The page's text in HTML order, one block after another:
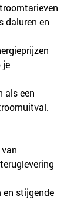
daluren en
je
als een
stijgende